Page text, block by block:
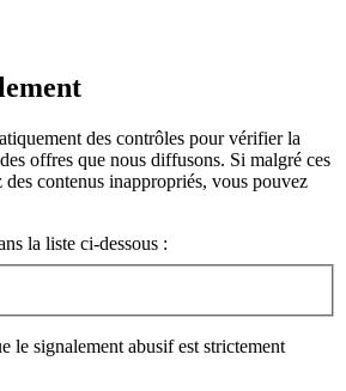
des contrôles pour vérifier la
offres que nous diffusons. Si malgré ces
des contenus inappropriés, vous pouvez
la liste ci-dessous :
le signalement abusif est strictement